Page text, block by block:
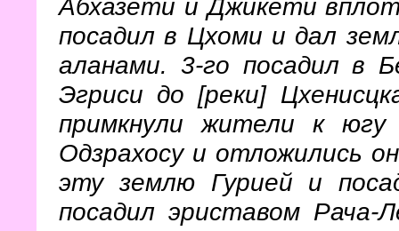
Абхазети и Джикети
посадил в Цхоми и дал
аланами. 3-го посадил в
Эгриси до [реки]
примкнули жители к
Одзрахосу и отложились
эту землю Гурией и
посадил эриставом Рача-